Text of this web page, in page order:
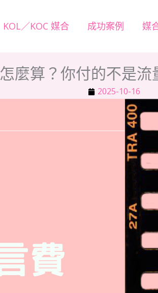
KOL／KOC 媒合 成功案例 媒
麼算？你付的不是
2025-10-16